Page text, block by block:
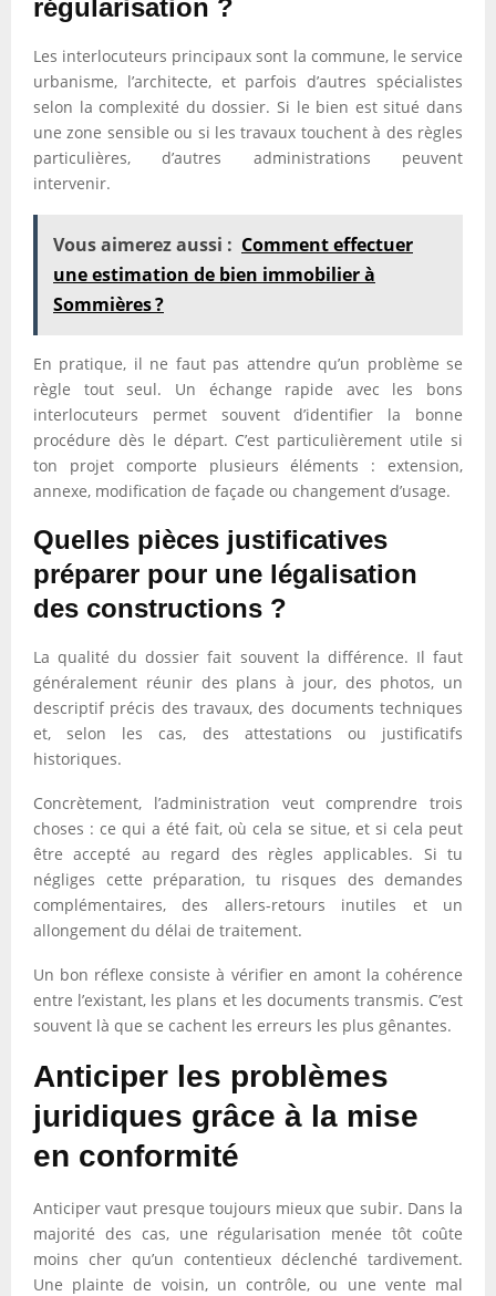
régularisation ?
Les interlocuteurs principaux sont la commune, le service
urbanisme, l’architecte, et parfois d’autres spécialistes
selon la complexité du dossier. Si le bien est situé dans
une zone sensible ou si les travaux touchent à des règles
particulières, d’autres administrations peuvent
intervenir.
Vous aimerez aussi : Comment effectuer
une estimation de bien immobilier à
Sommières ?
En pratique, il ne faut pas attendre qu’un problème se
règle tout seul. Un échange rapide avec les bons
interlocuteurs permet souvent d’identifier la bonne
procédure dès le départ. C’est particulièrement utile si
ton projet comporte plusieurs éléments : extension,
annexe, modification de façade ou changement d’usage.
Quelles pièces justificatives
préparer pour une légalisation
des constructions ?
La qualité du dossier fait souvent la différence. Il faut
généralement réunir des plans à jour, des photos, un
descriptif précis des travaux, des documents techniques
et, selon les cas, des attestations ou justificatifs
historiques.
Concrètement, l’administration veut comprendre trois
choses : ce qui a été fait, où cela se situe, et si cela peut
être accepté au regard des règles applicables. Si tu
négliges cette préparation, tu risques des demandes
complémentaires, des allers-retours inutiles et un
allongement du délai de traitement.
Un bon réflexe consiste à vérifier en amont la cohérence
entre l’existant, les plans et les documents transmis. C’est
souvent là que se cachent les erreurs les plus gênantes.
Anticiper les problèmes
juridiques grâce à la mise
en conformité
Anticiper vaut presque toujours mieux que subir. Dans la
majorité des cas, une régularisation menée tôt coûte
moins cher qu’un contentieux déclenché tardivement.
Une plainte de voisin, un contrôle, ou une vente mal